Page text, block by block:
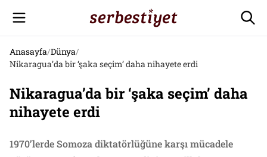
Anasayfa/Dünya/
Nikaragua’da bir ‘şaka seçim’ daha nihayete erdi
Nikaragua’da bir ‘şaka seçim’ daha
nihayete erdi
1970’lerde Somoza diktatörlüğüne karşı mücadele